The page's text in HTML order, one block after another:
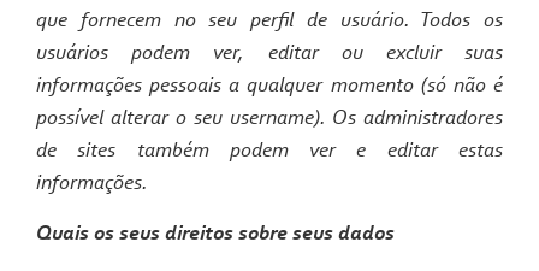
que fornecem no seu perfil de usuário. Todos os
usuários podem ver, editar ou excluir suas
informações pessoais a qualquer momento (só não é
possível alterar o seu username). Os administradores
de sites também podem ver e editar estas
informações.
Quais os seus direitos sobre seus dados